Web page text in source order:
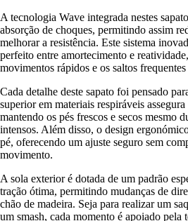
A tecnologia Wave integrada nestes
absorção de choques, permitindo assim
melhorar a resistência. Este sistema
perfeito entre amortecimento e
movimentos rápidos e os saltos
Cada detalhe deste sapato foi pensado
superior em materiais respiráveis
mantendo os pés frescos e secos mesmo
intensos. Além disso, o design
pé, oferecendo um ajuste seguro sem
movimento.
A sola exterior é dotada de um padrão
tração ótima, permitindo mudanças de
chão de madeira. Seja para realizar um
um smash, cada momento é apoiado pela